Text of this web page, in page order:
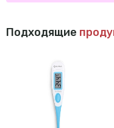
Подходящие